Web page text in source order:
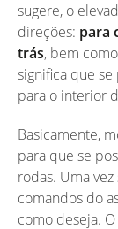
sugere, o
direções: para
trás, bem
significa que
para o interior
Basicamente,
para que se
rodas. Uma
comandos do
como deseja.